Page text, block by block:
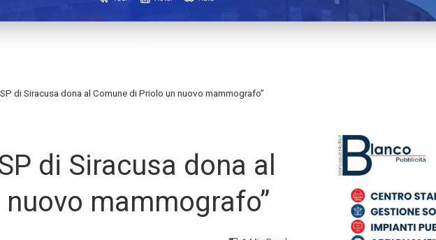
di Siracusa dona al Comune di Priolo un nuovo mammografo”
di Siracusa dona al
mammografo”